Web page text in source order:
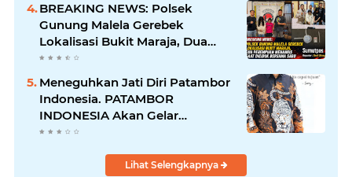
BREAKING NEWS: Polsek
Gunung Malela Gerebek
Lokalisasi Bukit Maraja, Dua
Perempuan Menangis Saat
Diciduk Bersama Sabu
Meneguhkan Jati Diri Patambor
Indonesia. PATAMBOR
INDONESIA Akan Gelar
RAKERNAS II Di Jakarta.
Lihat Selengkapnya